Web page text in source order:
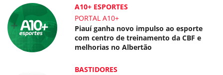
A10+ ESPORTES
PORTAL A10+
Piauí ganha novo impulso ao esporte
com centro de treinamento da CBF e
melhorias no Albertão
BASTIDORES